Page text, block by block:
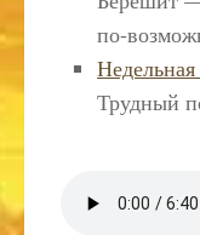
по-
Трудный